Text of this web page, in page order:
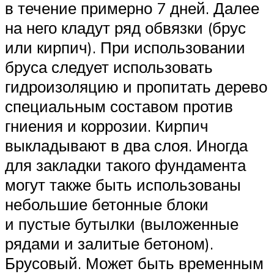
в течение примерно 7 дней. Далее
на него кладут ряд обвязки (брус
или кирпич). При использовании
бруса следует использовать
гидроизоляцию и пропитать дерево
специальным составом против
гниения и коррозии. Кирпич
выкладывают в два слоя. Иногда
для закладки такого фундамента
могут также быть использованы
небольшие бетонные блоки
и пустые бутылки (выложенные
рядами и залитые бетоном).
Брусовый. Может быть временным